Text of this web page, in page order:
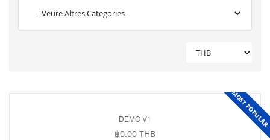
DEMO V1 MOST POPULAR
฿0.00 THB